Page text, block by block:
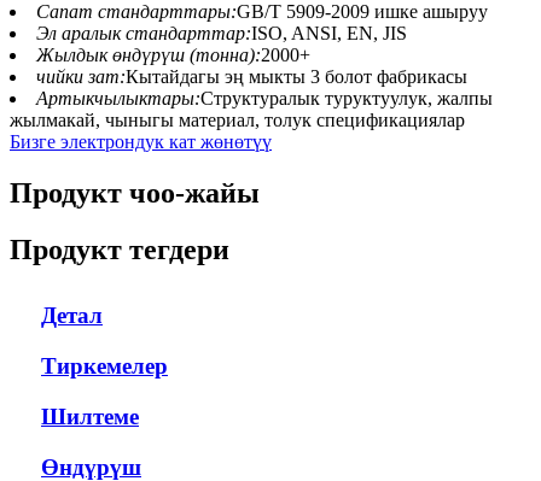
Сапат стандарттары:GB/T 5909-2009 ишке ашыруу
Эл аралык стандарттар:ISO, ANSI, EN, JIS
Жылдык өндүрүш (тонна):2000+
чийки зат:Кытайдагы эң мыкты 3 болот фабрикасы
Артыкчылыктары:Структуралык туруктуулук, жалпы
жылмакай, чыныгы материал, толук спецификациялар
Бизге электрондук кат жөнөтүү
Продукт чоо-жайы
Продукт тегдери
Детал
Тиркемелер
Шилтеме
Өндүрүш